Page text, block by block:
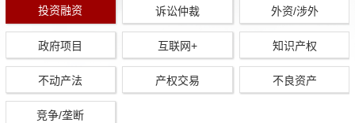
投资融资 诉讼仲裁 外资/涉外
政府项目 互联网+ 知识产权
不动产法 产权交易 不良资产
竞争/垄断